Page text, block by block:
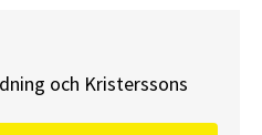
och Kristerssons